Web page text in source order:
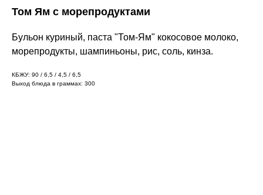
Том Ям с морепродуктами
Бульон куриный, паста "Том-Ям" кокосовое молоко,
морепродукты, шампиньоны, рис, соль, кинза.
КБЖУ: 90 / 6,5 / 4,5 / 6,5
Выход блюда в граммах: 300